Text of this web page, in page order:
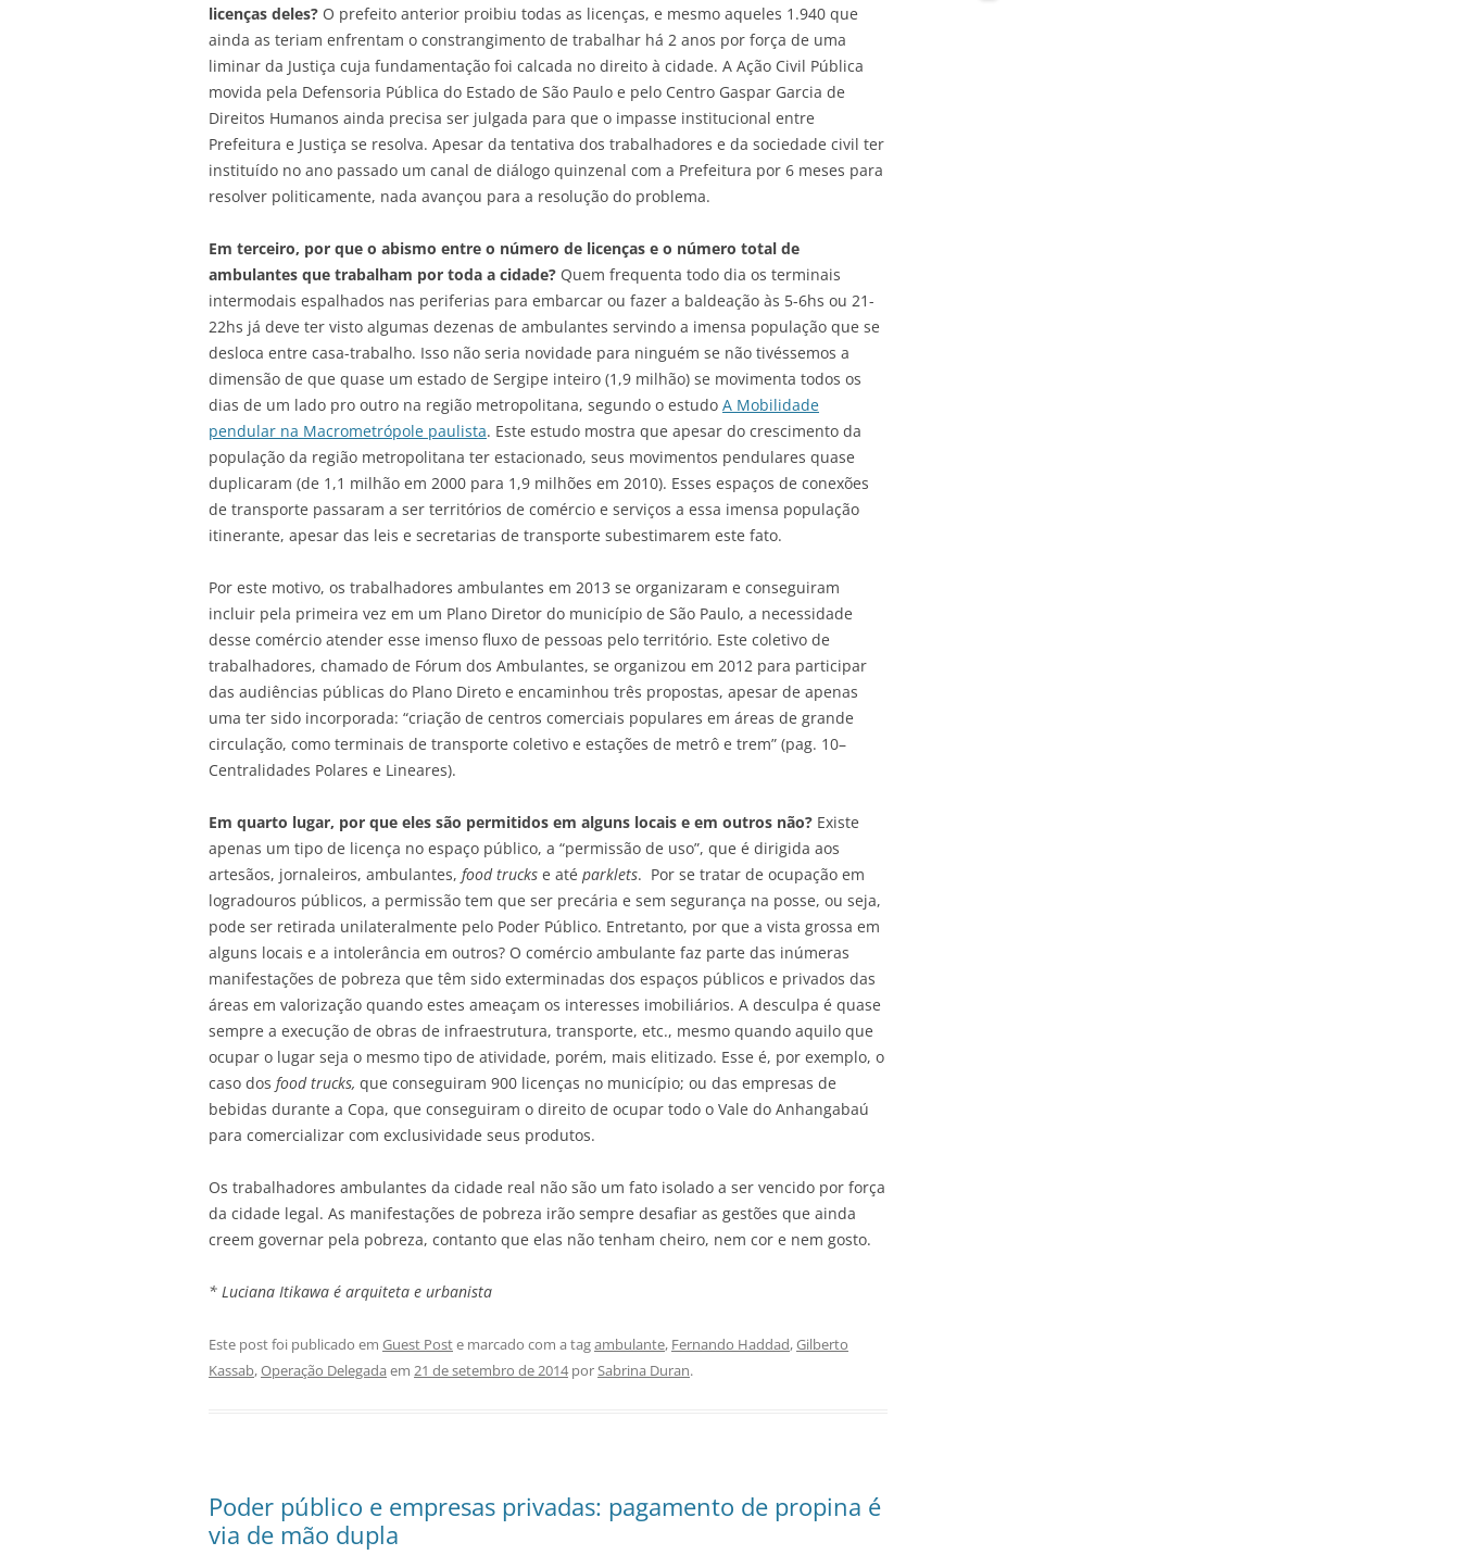
licenças deles? O prefeito anterior proibiu todas as licenças, e mesmo aqueles 1.940 que
ainda as teriam enfrentam o constrangimento de trabalhar há 2 anos por força de uma
liminar da Justiça cuja fundamentação foi calcada no direito à cidade. A Ação Civil Pública
movida pela Defensoria Pública do Estado de São Paulo e pelo Centro Gaspar Garcia de
Direitos Humanos ainda precisa ser julgada para que o impasse institucional entre
Prefeitura e Justiça se resolva. Apesar da tentativa dos trabalhadores e da sociedade civil ter
instituído no ano passado um canal de diálogo quinzenal com a Prefeitura por 6 meses para
resolver politicamente, nada avançou para a resolução do problema.
Em terceiro, por que o abismo entre o número de licenças e o número total de
ambulantes que trabalham por toda a cidade? Quem frequenta todo dia os terminais
intermodais espalhados nas periferias para embarcar ou fazer a baldeação às 5-6hs ou 21-
22hs já deve ter visto algumas dezenas de ambulantes servindo a imensa população que se
desloca entre casa-trabalho. Isso não seria novidade para ninguém se não tivéssemos a
dimensão de que quase um estado de Sergipe inteiro (1,9 milhão) se movimenta todos os
dias de um lado pro outro na região metropolitana, segundo o estudo A Mobilidade
pendular na Macrometrópole paulista. Este estudo mostra que apesar do crescimento da
população da região metropolitana ter estacionado, seus movimentos pendulares quase
duplicaram (de 1,1 milhão em 2000 para 1,9 milhões em 2010). Esses espaços de conexões
de transporte passaram a ser territórios de comércio e serviços a essa imensa população
itinerante, apesar das leis e secretarias de transporte subestimarem este fato.
Por este motivo, os trabalhadores ambulantes em 2013 se organizaram e conseguiram
incluir pela primeira vez em um Plano Diretor do município de São Paulo, a necessidade
desse comércio atender esse imenso fluxo de pessoas pelo território. Este coletivo de
trabalhadores, chamado de Fórum dos Ambulantes, se organizou em 2012 para participar
das audiências públicas do Plano Direto e encaminhou três propostas, apesar de apenas
uma ter sido incorporada: “criação de centros comerciais populares em áreas de grande
circulação, como terminais de transporte coletivo e estações de metrô e trem” (pag. 10–
Centralidades Polares e Lineares).
Em quarto lugar, por que eles são permitidos em alguns locais e em outros não? Existe
apenas um tipo de licença no espaço público, a “permissão de uso”, que é dirigida aos
artesãos, jornaleiros, ambulantes, food trucks e até parklets. Por se tratar de ocupação em
logradouros públicos, a permissão tem que ser precária e sem segurança na posse, ou seja,
pode ser retirada unilateralmente pelo Poder Público. Entretanto, por que a vista grossa em
alguns locais e a intolerância em outros? O comércio ambulante faz parte das inúmeras
manifestações de pobreza que têm sido exterminadas dos espaços públicos e privados das
áreas em valorização quando estes ameaçam os interesses imobiliários. A desculpa é quase
sempre a execução de obras de infraestrutura, transporte, etc., mesmo quando aquilo que
ocupar o lugar seja o mesmo tipo de atividade, porém, mais elitizado. Esse é, por exemplo, o
caso dos food trucks, que conseguiram 900 licenças no município; ou das empresas de
bebidas durante a Copa, que conseguiram o direito de ocupar todo o Vale do Anhangabaú
para comercializar com exclusividade seus produtos.
Os trabalhadores ambulantes da cidade real não são um fato isolado a ser vencido por força
da cidade legal. As manifestações de pobreza irão sempre desafiar as gestões que ainda
creem governar pela pobreza, contanto que elas não tenham cheiro, nem cor e nem gosto.
* Luciana Itikawa é arquiteta e urbanista
Este post foi publicado em Guest Poste marcado com a tagambulante, Fernando Haddad,Gilberto
Kassab,Operação Delegada em 21 de setembro de 2014porSabrina Duran.
Poder público e empresas privadas: pagamento de propina é
via de mão dupla